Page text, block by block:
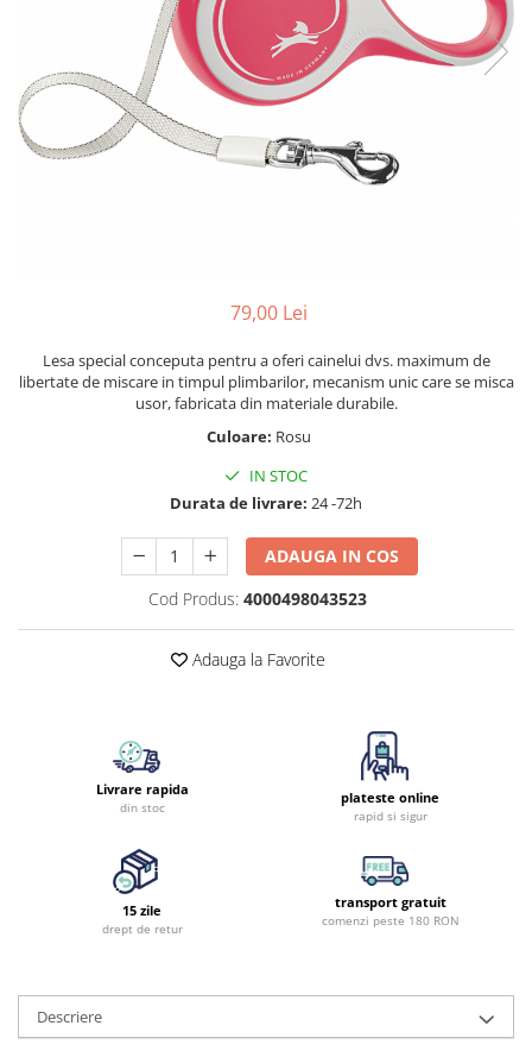
79,00 Lei
Lesa special conceputa pentru a oferi cainelui dvs. maximum de
libertate de miscare in timpul plimbarilor, mecanism unic care se misca
usor, fabricata din materiale durabile.
Culoare: Rosu
IN STOC
Durata de livrare: 24 -72h
ADAUGA IN COS
Cod Produs: 4000498043523
Adauga la Favorite
Livrare rapida
din stoc
plateste online
rapid si sigur
15 zile
drept de retur
transport gratuit
comenzi peste 180 RON
Descriere